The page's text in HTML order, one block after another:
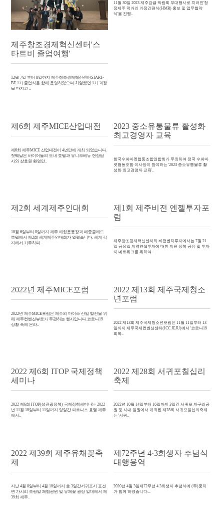
제주창조경제혁신센터'스
타트비 졸업여행'
12월 7일 부터 8일까지 제주창조경제혁신센터START-
BE 1기 졸업식을 함께 운영하였으며 치열했던 1기 과정
을 마지고 ..
11월 30일 2023 제주감귤 박람회 부대행사로 치러진'청
정제주 먹거리 가정간편식(HMR) 홍보 및 업무협약
식'을 진행..
제6회 제주MICE산업대전
제6회 제주MICE 산업대전이 4년만에 개최 되었습니다.
첫째날은 바이어들의 도내 호텔과 유니크베뉴 현장답
사와 상효원 환영만..
2023 중소유통물류 활성화
최고경영자 교육
한국수퍼마켓협동조합연합회가 주최하여 전국 수퍼마
켓협동조합 이사장이 참여하는 '2023 중소유통물류 활
성화 최고경영자 교육'..
제2회 세계제주인대회
10월 6일부터 8일까지 제주 애향운동장과 메종글래드
호텔에서 제2회 세계제주인대회가 열렸습니다. 세계 각
지에서 거주하며 ..
제1회 제주비전 엔젤투자포
럼
제주창조경제혁신센터와 비전벤처투자에서는 7월 21
일 금요일 지역엔젤투자에 대한 지원 정책 공유 및 투자
자 네트워크를 위하여..
2022년 제주MICE포럼
2022년 제주MICE포럼은 제주의 마이스 산업 발전을 위
해 제주컨벤션뷰로가 주관하는 행사입니다.코로나19
상황 속에 온라..
2022 제13회 제주국제청소
년포럼
2022 제13회 제주국제청소년포럼은 11월 11일부터 13
일까지 제주국제컨벤션센터(ICC JEJU)에서 '코로나19
회복..
2022 제6회 ITOP 국제정책
세미나
2022 제6회 ITOP(섬관광정책) 국제정책세미나는 2022
년 11월 10일부터 11일까지 양일간 파르나스 호텔 제주
에서..
2022 제28회 서귀포칠십리
축제
2022년 10월 14일부터 16일까지 3일간 서귀포 자구리공
원 및 시내 일원에서 개최된 제28회 서귀포칠십리축제
는 '서귀..
2022 제39회 제주유채꽃축
제
지난 4월 8일부터 4월 10일까지 총 3일간서귀포시 표선
면 가시리 조랑말 체험공원 및 유채꽃 광장 일대에서 제
39회 제주..
제72주년 4·3희생자 추념식
대행용역
2020년 4월 3일제72주년 4.3희생자 추념식에 (주)뭉치
가 함께 하였습니다...